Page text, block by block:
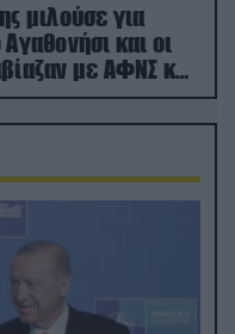
μιλούσε για
και οι
με ΑΦΝΣ και